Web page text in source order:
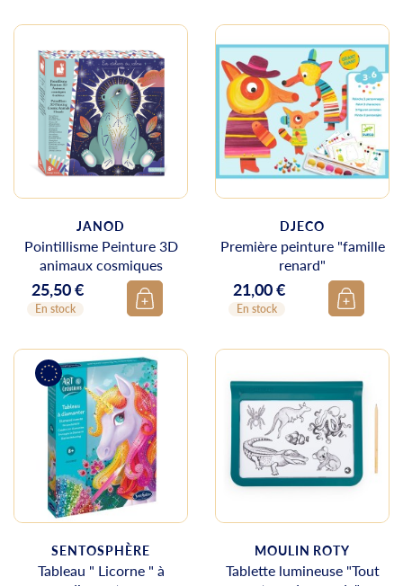
JANOD
Pointillisme Peinture 3D
animaux cosmiques
Prix
25,50 €
En stock
DJECO
Première peinture "famille
renard"
Prix
21,00 €
En stock
SENTOSPHÈRE
Tableau " Licorne " à
MOULIN ROTY
Tablette lumineuse "Tout